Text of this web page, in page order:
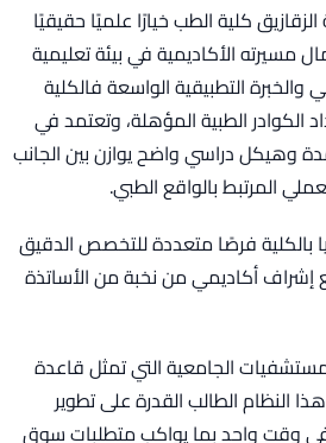
كلية الطب خيارًا علميًا حقيقيًا
الأكاديمية في بيئة تعليمية
التطبيقية الواسعة فالكلية
الكوادر الطبية المؤهلة، وتعتمد في
وهيكل دراسي واضح يوازن بين الجانب
المرتبط بالواقع الطبي.
بالكلية فرصًا متعددة للتخصص الدقيق
أكاديمي من نخبة من الأساتذة
الجامعية التي تمثل قاعدة
النظام الطالب القدرة على تطوير
في وقت واحد بما يواكب متطلبات سوق